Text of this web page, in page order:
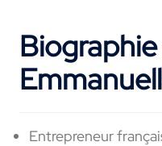
Entrepreneur